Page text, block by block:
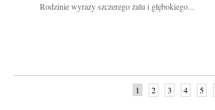
Rodzinie wyrazy szczerego żalu i głębokiego...
1 2 3 4 5